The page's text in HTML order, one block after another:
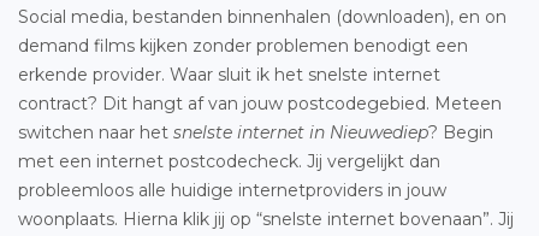
Social media, bestanden binnenhalen (downloaden), en on
demand films kijken zonder problemen benodigt een
erkende provider. Waar sluit ik het snelste internet
contract? Dit hangt af van jouw postcodegebied. Meteen
switchen naar het snelste internet in Nieuwediep? Begin
met een internet postcodecheck. Jij vergelijkt dan
probleemloos alle huidige internetproviders in jouw
woonplaats. Hierna klik jij op “snelste internet bovenaan”. Jij